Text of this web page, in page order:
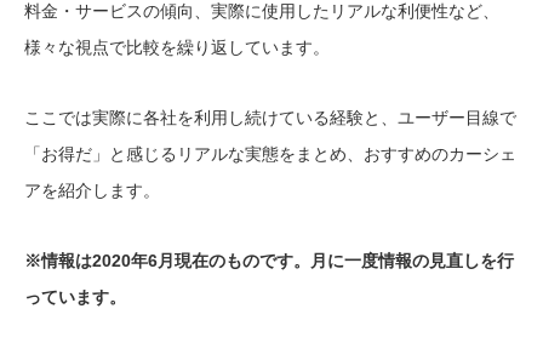
料金・サービスの傾向、実際に使用したリアルな利便性など、
様々な視点で比較を繰り返しています。
ここでは実際に各社を利用し続けている経験と、ユーザー目線で
「お得だ」と感じるリアルな実態をまとめ、おすすめのカーシェ
アを紹介します。
※情報は2020年6月現在のものです。月に一度情報の見直しを行
っています。